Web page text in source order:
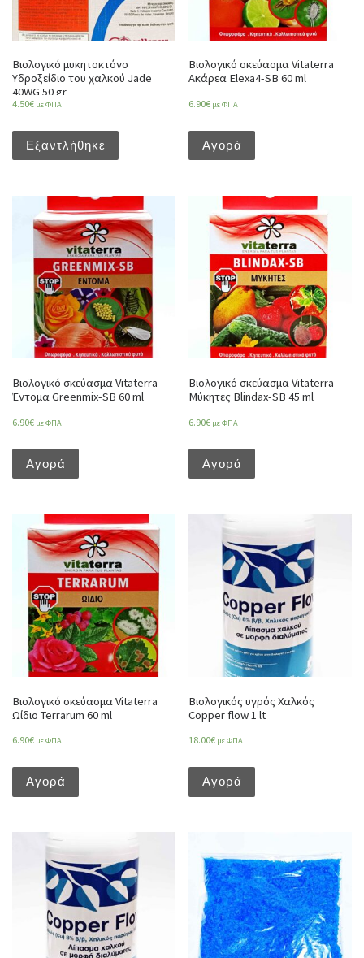
Βιολογικό μυκητοκτόνο
Υδροξείδιο του χαλκού Jade
40WG 50 gr
4.50€ με ΦΠΑ
Εξαντλήθηκε
Βιολογικό σκεύασμα Vitaterra
Ακάρεα Elexa4-SB 60 ml
6.90€ με ΦΠΑ
Αγορά
Βιολογικό σκεύασμα Vitaterra
Έντομα Greenmix-SB 60 ml
6.90€ με ΦΠΑ
Αγορά
Βιολογικό σκεύασμα Vitaterra
Μύκητες Blindax-SB 45 ml
6.90€ με ΦΠΑ
Αγορά
Βιολογικό σκεύασμα Vitaterra
Ωίδιο Terrarum 60 ml
6.90€ με ΦΠΑ
Αγορά
Βιολογικός υγρός Χαλκός
Copper flow 1 lt
18.00€ με ΦΠΑ
Αγορά